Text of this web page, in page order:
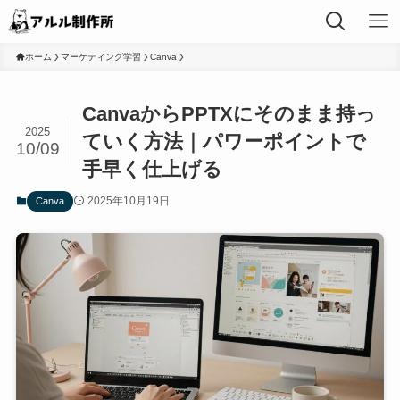
ホーム マーケティング学習 Canva
CanvaからPPTXにそのまま持っ
ていく方法｜パワーポイントで
手早く仕上げる
2025
10/09
Canva 2025年10月19日